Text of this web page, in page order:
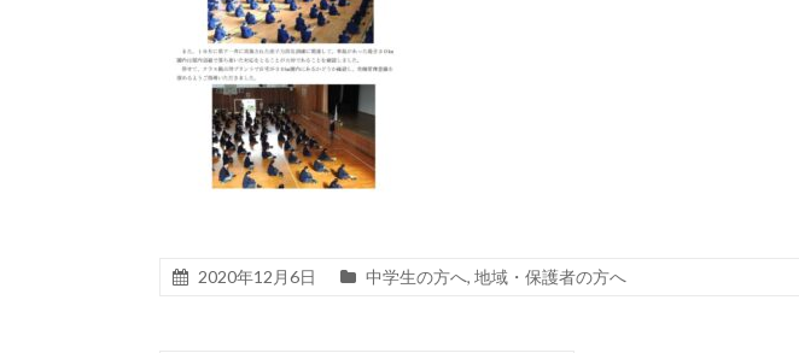
2020年12月6日 中学生の方へ, 地域・保護者の方へ